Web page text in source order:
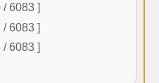
/ 6083 ]
/ 6083 ]
/ 6083 ]